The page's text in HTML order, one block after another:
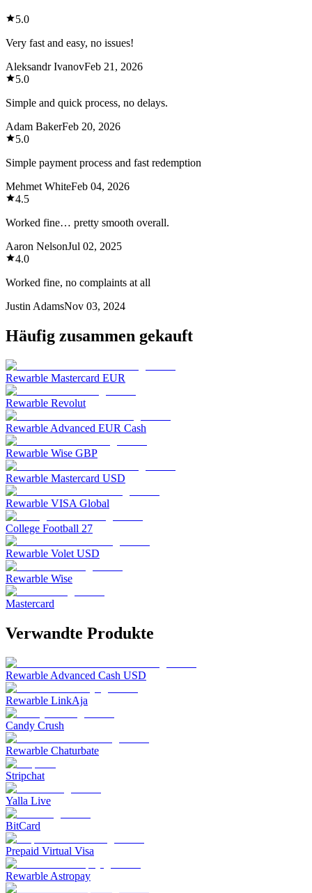
5.0
Very fast and easy, no issues!
Aleksandr IvanovFeb 21, 2026
5.0
Simple and quick process, no delays.
Adam BakerFeb 20, 2026
5.0
Simple payment process and fast redemption
Mehmet WhiteFeb 04, 2026
4.5
Worked fine… pretty smooth overall.
Aaron NelsonJul 02, 2025
4.0
Worked fine, no complaints at all
Justin AdamsNov 03, 2024
Häufig zusammen gekauft
Rewarble Mastercard EUR
Rewarble Revolut
Rewarble Advanced EUR Cash
Rewarble Wise GBP
Rewarble Mastercard USD
Rewarble VISA Global
College Football 27
Rewarble Volet USD
Rewarble Wise
Mastercard
Verwandte Produkte
Rewarble Advanced Cash USD
Rewarble LinkAja
Candy Crush
Rewarble Chaturbate
Stripchat
Yalla Live
BitCard
Prepaid Virtual Visa
Rewarble Astropay